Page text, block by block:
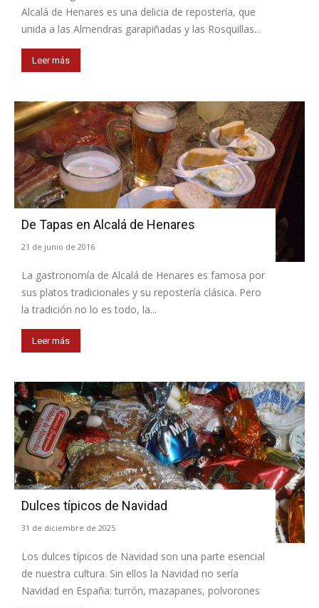
Alcalá de Henares es una delicia de repostería, que
unida a las Almendras garapiñadas y las Rosquillas...
Leer más
De Tapas en Alcalá de Henares
21 de junio de 2016
La gastronomía de Alcalá de Henares es famosa por
sus platos tradicionales y su repostería clásica. Pero
la tradición no lo es todo, la...
Leer más
Dulces típicos de Navidad
31 de diciembre de 2025
Los dulces típicos de Navidad son una parte esencial
de nuestra cultura. Sin ellos la Navidad no sería
Navidad en España: turrón, mazapanes, polvorones